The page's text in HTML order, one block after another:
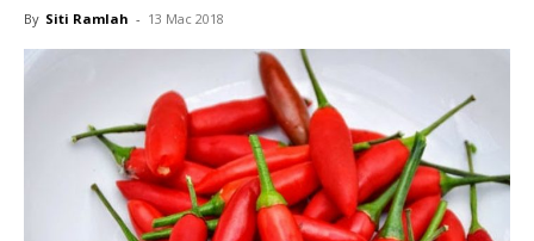
By Siti Ramlah - 13 Mac 2018